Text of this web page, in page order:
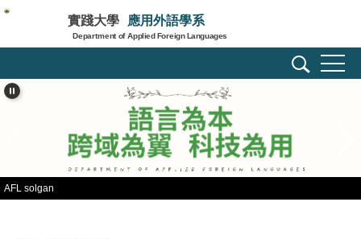
跳
主
內
實踐大學 應用外語學系
Department of Applied Foreign Languages
AFL solgan